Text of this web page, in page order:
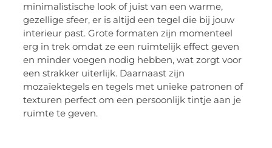
minimalistische look of juist van een warme,
gezellige sfeer, er is altijd een tegel die bij jouw
interieur past. Grote formaten zijn momenteel
erg in trek omdat ze een ruimtelijk effect geven
en minder voegen nodig hebben, wat zorgt voor
een strakker uiterlijk. Daarnaast zijn
mozaïektegels en tegels met unieke patronen of
texturen perfect om een persoonlijk tintje aan je
ruimte te geven.